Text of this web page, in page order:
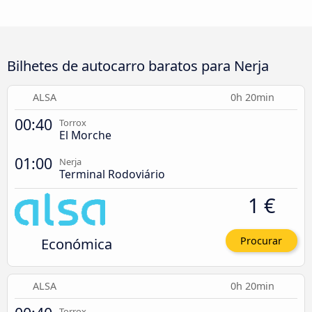
Bilhetes de autocarro baratos para Nerja
ALSA 0h 20min
00:40 Torrox
El Morche
01:00 Nerja
Terminal Rodoviário
Económica
1 €
Procurar
ALSA 0h 20min